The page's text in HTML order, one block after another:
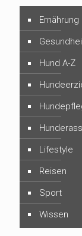
Ernährung
Hund A-Z
Lifestyle
Reisen
Sport
Wissen